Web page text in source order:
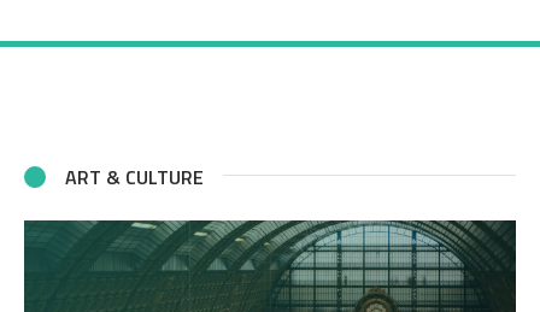
ART & CULTURE